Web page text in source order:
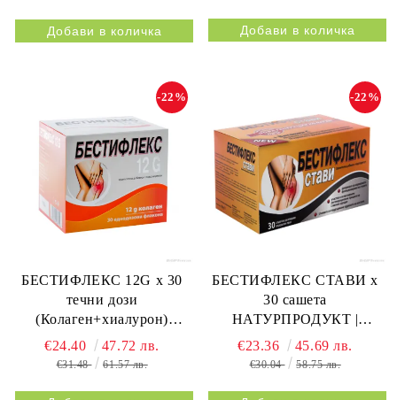
БЕСТИФЛЕКС 12G х 30
течни дози
(Колаген+хиалурон)
НАТУРПРОДУКТ |
BESTIFLEX 12G 30s
-22%
€24.40 47.72 лв.
€31.48 61.57 лв.
БЕСТИФЛЕКС СТАВИ х
30 сашета
НАТУРПРОДУКТ |
BESTIFLEX JOINTS 30s
NATURPRODUKT
-22%
€23.36 45.69 лв.
€30.04 58.75 лв.